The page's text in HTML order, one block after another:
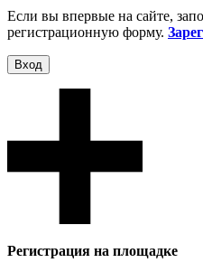
Если вы впервые на сайте,
регистрационную форму.
Вход
Регистрация на площадке